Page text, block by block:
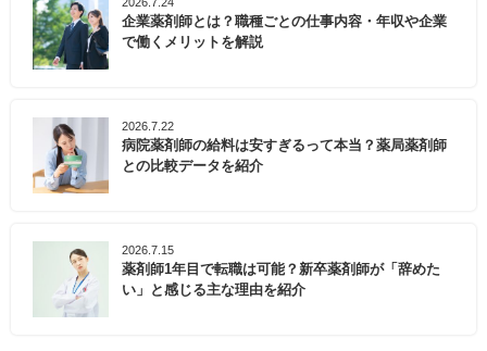
企業薬剤師とは？職種ごとの仕事内容・年収や企業
で働くメリットを解説
2026.7.22
病院薬剤師の給料は安すぎるって本当？薬局薬剤師
との比較データを紹介
2026.7.15
薬剤師1年目で転職は可能？新卒薬剤師が「辞めた
い」と感じる主な理由を紹介